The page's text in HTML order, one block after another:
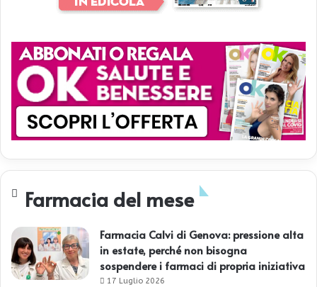
Farmacia del mese
Farmacia Calvi di Genova: pressione alta
in estate, perché non bisogna
sospendere i farmaci di propria iniziativa
17 Luglio 2026